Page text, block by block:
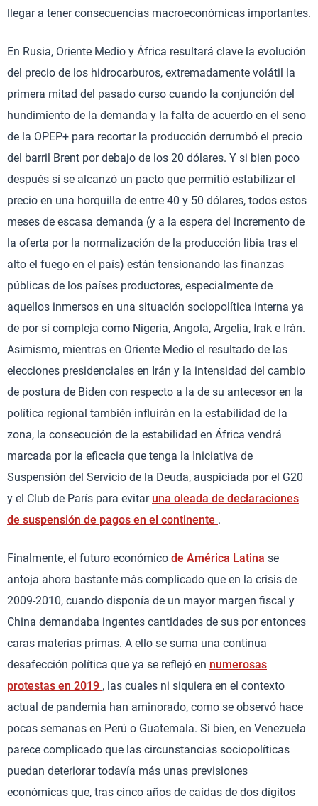
llegar a tener consecuencias macroeconómicas importantes.
En Rusia, Oriente Medio y África resultará clave la evolución
del precio de los hidrocarburos, extremadamente volátil la
primera mitad del pasado curso cuando la conjunción del
hundimiento de la demanda y la falta de acuerdo en el seno
de la OPEP+ para recortar la producción derrumbó el precio
del barril Brent por debajo de los 20 dólares. Y si bien poco
después sí se alcanzó un pacto que permitió estabilizar el
precio en una horquilla de entre 40 y 50 dólares, todos estos
meses de escasa demanda (y a la espera del incremento de
la oferta por la normalización de la producción libia tras el
alto el fuego en el país) están tensionando las finanzas
públicas de los países productores, especialmente de
aquellos inmersos en una situación sociopolítica interna ya
de por sí compleja como Nigeria, Angola, Argelia, Irak e Irán.
Asimismo, mientras en Oriente Medio el resultado de las
elecciones presidenciales en Irán y la intensidad del cambio
de postura de Biden con respecto a la de su antecesor en la
política regional también influirán en la estabilidad de la
zona, la consecución de la estabilidad en África vendrá
marcada por la eficacia que tenga la Iniciativa de
Suspensión del Servicio de la Deuda, auspiciada por el G20
y el Club de París para evitar una oleada de declaraciones
de suspensión de pagos en el continente .
Finalmente, el futuro económico de América Latina se
antoja ahora bastante más complicado que en la crisis de
2009-2010, cuando disponía de un mayor margen fiscal y
China demandaba ingentes cantidades de sus por entonces
caras materias primas. A ello se suma una continua
desafección política que ya se reflejó en numerosas
protestas en 2019 , las cuales ni siquiera en el contexto
actual de pandemia han aminorado, como se observó hace
pocas semanas en Perú o Guatemala. Si bien, en Venezuela
parece complicado que las circunstancias sociopolíticas
puedan deteriorar todavía más unas previsiones
económicas que, tras cinco años de caídas de dos dígitos